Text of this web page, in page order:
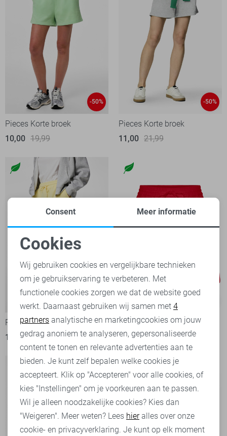
-50%
Pieces Korte broek
10,00 19,99
-50%
Pieces Korte broek
11,00 21,99
Pieces Korte broek
10,00 19,99
Pieces Korte broek
15,00 29,99
Noodzakelijke cookies
Personalisatie cookies
Analytische cookies
Marketing cookies
Consent Meer informatie
Cookies
Wij gebruiken cookies en vergelijkbare technieken
om je gebruikservaring te verbeteren. Met
functionele cookies zorgen we dat de website goed
werkt. Daarnaast gebruiken wij samen met 4
partners analytische en marketingcookies om jouw
gedrag anoniem te analyseren, gepersonaliseerde
content te tonen en relevante advertenties aan te
bieden. Je kunt zelf bepalen welke cookies je
accepteert. Klik op "Accepteren" voor alle cookies, of
kies "Instellingen" om je voorkeuren aan te passen.
Wil je alleen noodzakelijke cookies? Kies dan
"Weigeren". Meer weten? Lees hieralles over onze
cookie- en privacyverklaring. Je kunt op elk moment